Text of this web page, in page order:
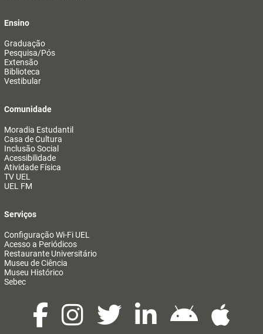
Ensino
Graduação
Pesquisa/Pós
Extensão
Biblioteca
Vestibular
Comunidade
Moradia Estudantil
Casa de Cultura
Inclusão Social
Acessibilidade
Atividade Física
TV UEL
UEL FM
Serviços
Configuração Wi-Fi UEL
Acesso a Periódicos
Restaurante Universitário
Museu de Ciência
Museu Histórico
Sebec